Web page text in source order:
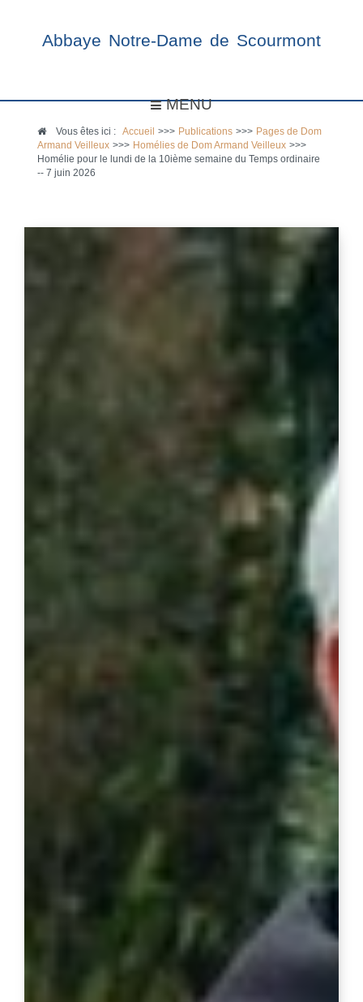
Abbaye Notre-Dame de Scourmont
MENU
Vous êtes ici :Accueil >>> Publications >>> Pages de Dom
Armand Veilleux >>> Homélies de Dom Armand Veilleux >>>
Homélie pour le lundi de la 10ième semaine du Temps ordinaire
-- 7 juin 2026